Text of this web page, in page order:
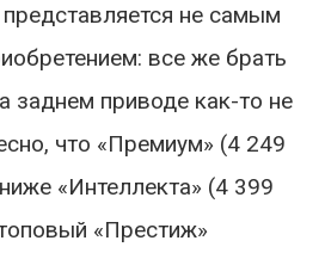
не самым
все же брать
заднем приводе как-то не
что «Премиум» (4 249
«Интеллекта» (4 399
«Престиж»